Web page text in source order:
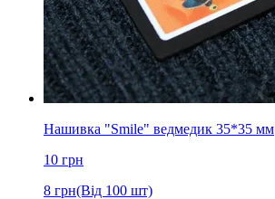
Нашивка "Smile" ведмедик 35*35 мм
10 грн
8 грн(Від 100 шт)